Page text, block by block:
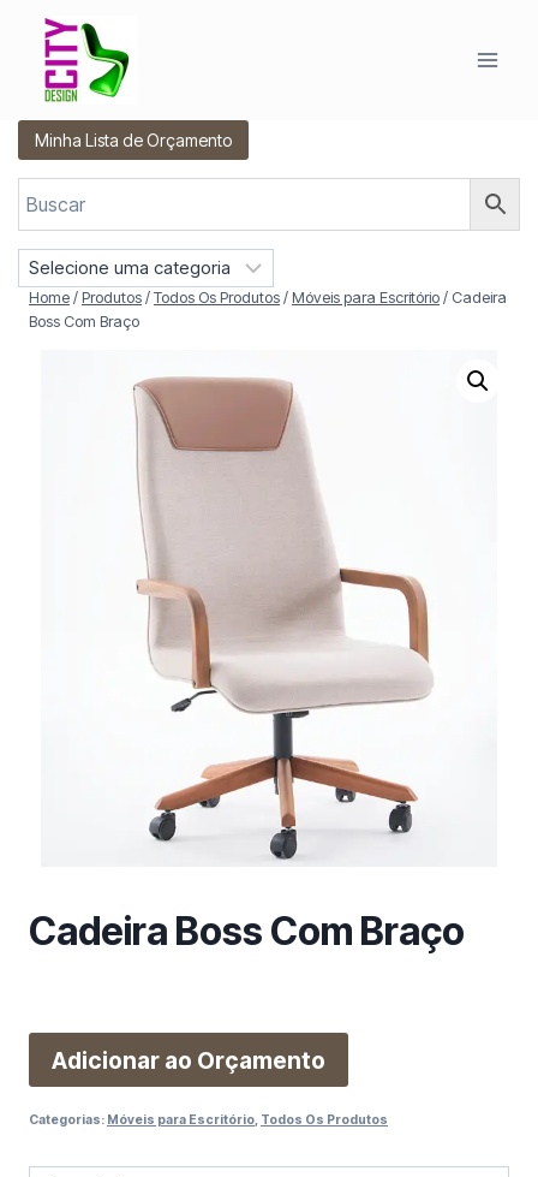
Conteúdo
Minha Lista de Orçamento
eHome / Produtos / Todos Os Produtos / Móveis para Escritório / Cadeira
Boss Com Braço
Cadeira Boss Com Braço
Adicionar ao Orçamento
Categorias: Móveis para Escritório, Todos Os Produtos